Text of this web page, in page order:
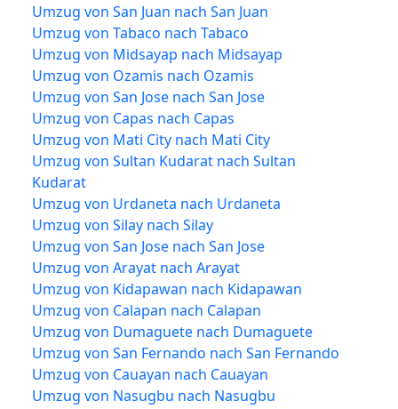
Umzug von San Juan nach San Juan
Umzug von Tabaco nach Tabaco
Umzug von Midsayap nach Midsayap
Umzug von Ozamis nach Ozamis
Umzug von San Jose nach San Jose
Umzug von Capas nach Capas
Umzug von Mati City nach Mati City
Umzug von Sultan Kudarat nach Sultan
Kudarat
Umzug von Urdaneta nach Urdaneta
Umzug von Silay nach Silay
Umzug von San Jose nach San Jose
Umzug von Arayat nach Arayat
Umzug von Kidapawan nach Kidapawan
Umzug von Calapan nach Calapan
Umzug von Dumaguete nach Dumaguete
Umzug von San Fernando nach San Fernando
Umzug von Cauayan nach Cauayan
Umzug von Nasugbu nach Nasugbu